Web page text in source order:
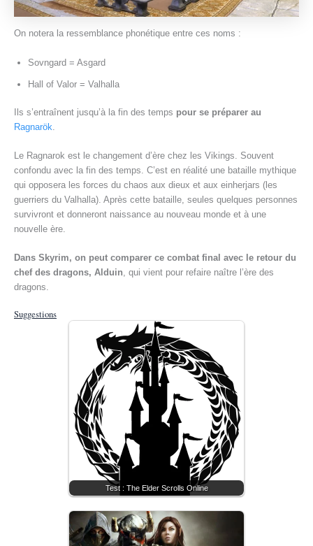
On notera la ressemblance phonétique entre ces noms :
Sovngard = Asgard
Hall of Valor = Valhalla
Ils s’entraînent jusqu’à la fin des temps pour se préparer au
Ragnarök
Le Ragnarok est le changement d’ère chez les Vikings. Souvent
confondu avec la fin des temps. C’est en réalité une bataille mythique
qui opposera les forces du chaos aux dieux et aux einherjars (les
guerriers du Valhalla). Après cette bataille, seules quelques personnes
survivront et donneront naissance au nouveau monde et à une
nouvelle ère.
Dans Skyrim, on peut comparer ce combat final avec le retour du
chef des dragons, Alduin, qui vient pour refaire naître l’ère des
dragons.
Suggestions
Test : The Elder Scrolls Online